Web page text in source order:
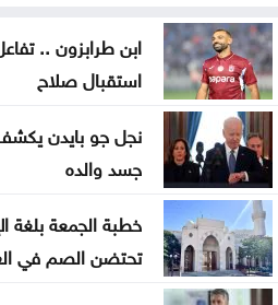
إطلاق الخدمات الاستشارية
المياه
ارتفاع جديد بأسعار الذهب بمقدار 30 قرشًا محليًا الاثنين
الأمن العام يتوعد مطلقي
نتائج التوجيهي
الأول من 2026
ابن طرابزون ..
استقبال صلاح
نجل جو بايدن
جسد والده
خطبة الجمعة بلغة
تحتضن الصم في